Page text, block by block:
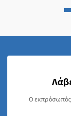
Ο εκπρόσωπός